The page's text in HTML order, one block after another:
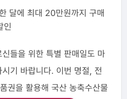
달에 최대 20만원까지 구매
인
들을 위한 특별 판매일도 마
기 바랍니다. 이번 명절, 전
권을 활용해 국산 농축수산물